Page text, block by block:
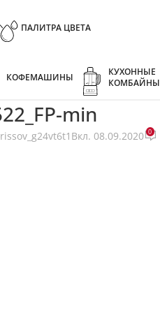
ПАЛИТРА ЦВЕТА
КОФЕМАШИНЫ
КУХОННЫЕ
КОМБАЙНЫ
min
Вкл. 08.09.2020 0